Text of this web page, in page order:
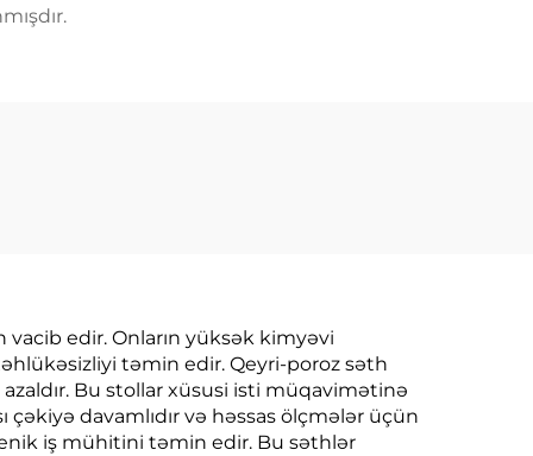
edir. Onların yüksək kimyəvi
təmin edir. Qeyri-poroz səth
azaldır. Bu stollar xüsusi isti müqavimətinə
davamlıdır və həssas ölçmələr üçün
iş mühitini təmin edir. Bu səthlər